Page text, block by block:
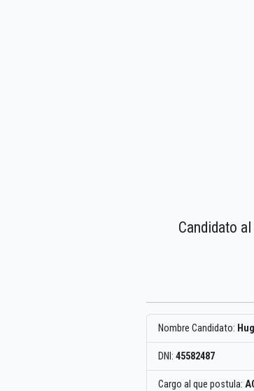
Candidato
Nombre Candidato:
DNI: 45582487
Cargo al que postula: